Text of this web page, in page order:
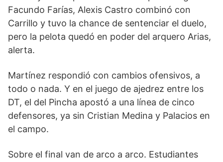
Facundo Farías, Alexis Castro combinó con
Carrillo y tuvo la chance de sentenciar el duelo,
pero la pelota quedó en poder del arquero Arias,
alerta.
Martínez respondió con cambios ofensivos, a
todo o nada. Y en el juego de ajedrez entre los
DT, el del Pincha apostó a una línea de cinco
defensores, ya sin Cristian Medina y Palacios en
el campo.
Sobre el final van de arco a arco. Estudiantes